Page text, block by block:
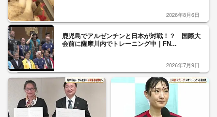
2026年8月6日
鹿児島でアルゼンチンと日本が対戦！？ 国際大
会前に薩摩川内でトレーニング中｜FN...
2026年7月9日